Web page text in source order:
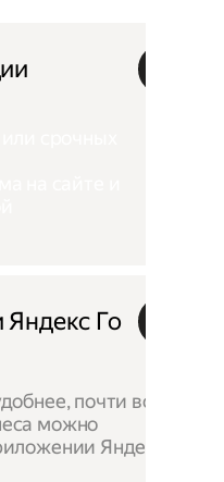
Го
почти все
можно
Яндекс